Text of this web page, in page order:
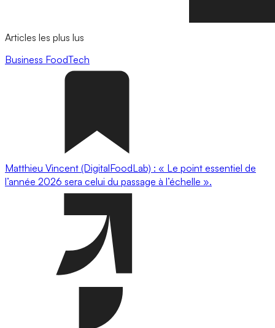
Articles les plus lus
Business FoodTech
Matthieu Vincent (DigitalFoodLab) : « Le point essentiel de
l’année 2026 sera celui du passage à l’échelle ».